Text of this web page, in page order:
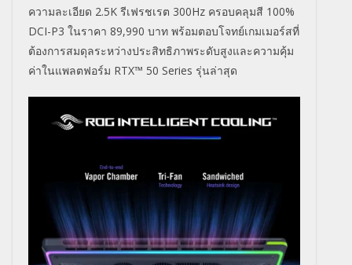
ความละเอียด 2.5K รีเฟรชเรต 300Hz ครอบคลุมสี 100%
DCI-P3 ในราคา 89,990 บาท พร้อมตอบโจทย์เกมเมอร์สที่
ต้องการสมดุลระหว่างประสิทธิภาพระดับสูงและความคุ้ม
ค่าในแพลตฟอร์ม RTX™ 50 Series รุ่นล่าสุด